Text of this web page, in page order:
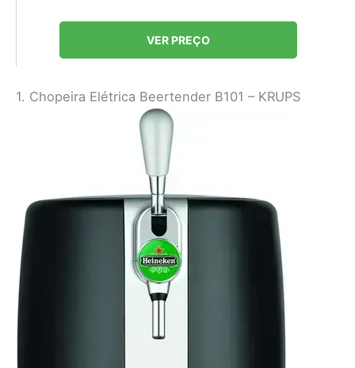
VER PREÇO
1. Chopeira Elétrica Beertender B101 – KRUPS